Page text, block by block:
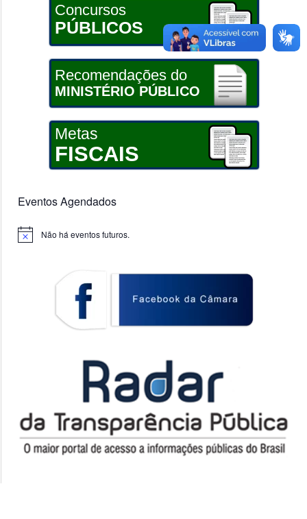
Concursos
PÚBLICOS
Recomendações do
MINISTÉRIO PÚBLICO
Metas
FISCAIS
Eventos Agendados
Notice Não há eventos futuros.